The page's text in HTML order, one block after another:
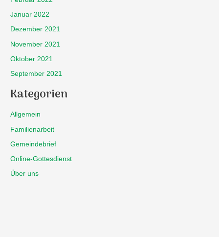
Januar 2022
Dezember 2021
November 2021
Oktober 2021
September 2021
Kategorien
Allgemein
Familienarbeit
Gemeindebrief
Online-Gottesdienst
Über uns